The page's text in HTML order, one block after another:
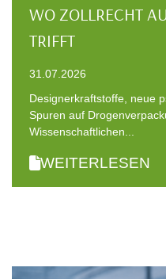
WO ZOLLRECHT
TRIFFT
31.07.2026
Designerkraftstoffe, neue
Spuren auf
Wissenschaftlichen...
WEITERLESEN